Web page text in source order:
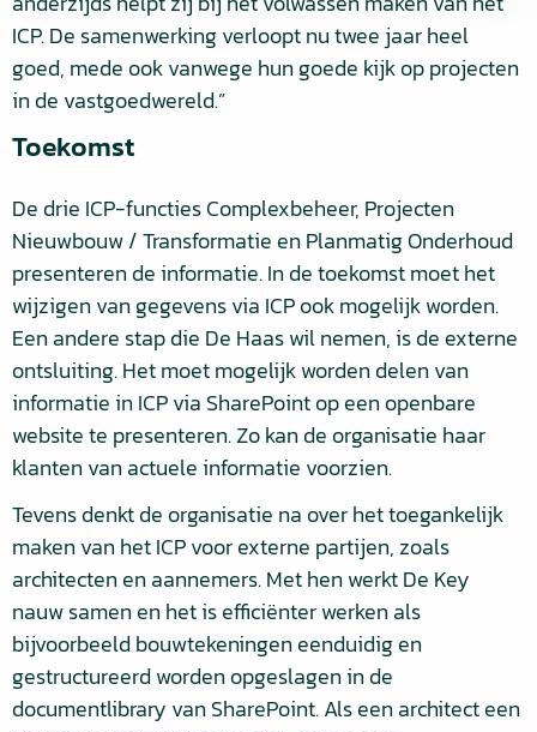
ICP. De samenwerking verloopt nu twee jaar heel
goed, mede ook vanwege hun goede kijk op projecten
in de vastgoedwereld.”
Toekomst
De drie ICP-functies Complexbeheer, Projecten
Nieuwbouw / Transformatie en Planmatig Onderhoud
presenteren de informatie. In de toekomst moet het
wijzigen van gegevens via ICP ook mogelijk worden.
Een andere stap die De Haas wil nemen, is de externe
ontsluiting. Het moet mogelijk worden delen van
informatie in ICP via SharePoint op een openbare
website te presenteren. Zo kan de organisatie haar
klanten van actuele informatie voorzien.
Tevens denkt de organisatie na over het toegankelijk
maken van het ICP voor externe partijen, zoals
architecten en aannemers. Met hen werkt De Key
nauw samen en het is efficiënter werken als
bijvoorbeeld bouwtekeningen eenduidig en
gestructureerd worden opgeslagen in de
documentlibrary van SharePoint. Als een architect een